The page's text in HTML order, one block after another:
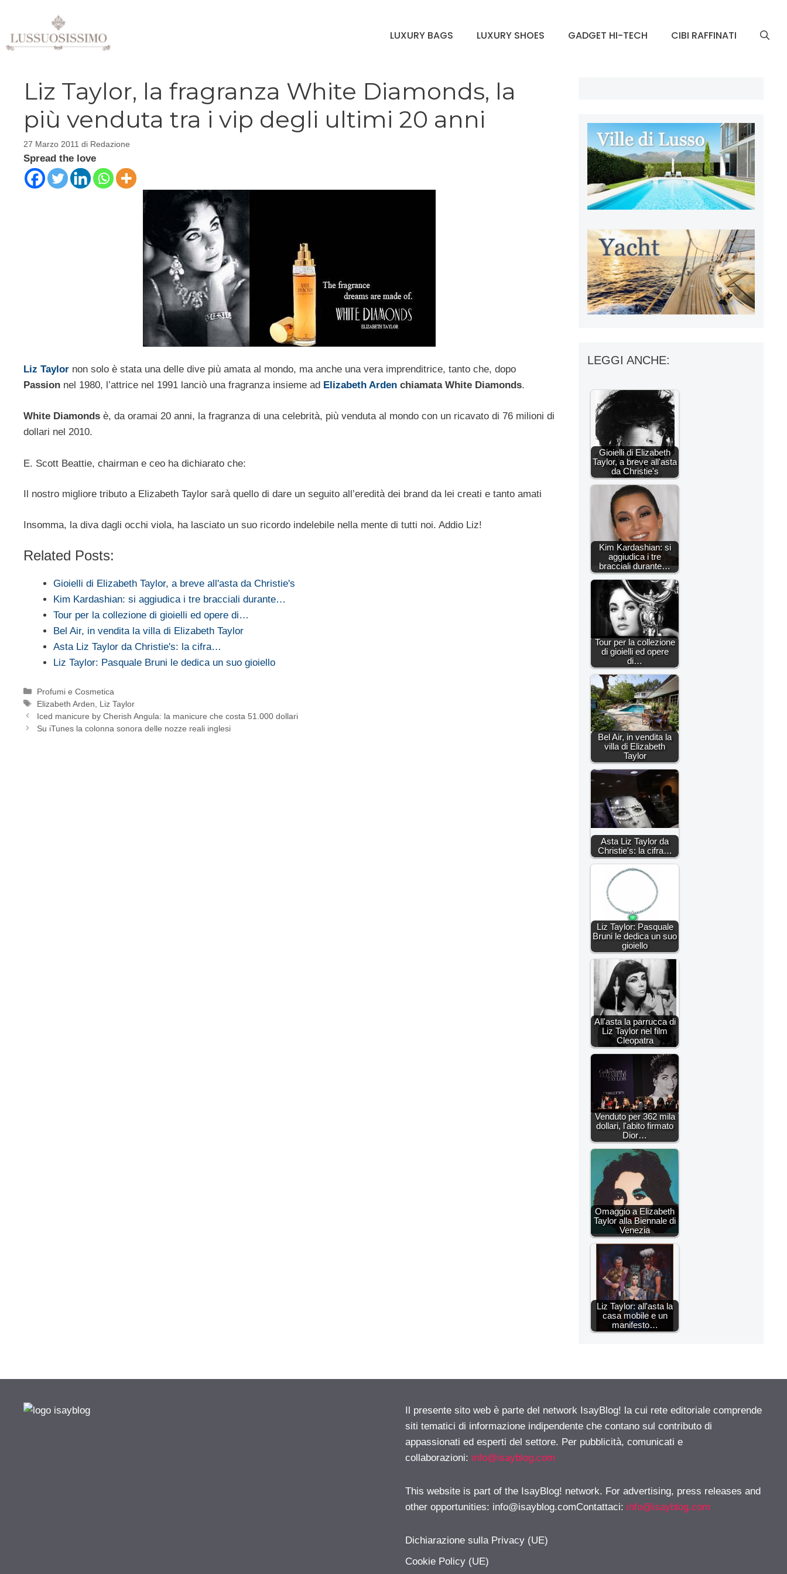
contenuto
LUXURY BAGS LUXURY SHOES GADGET HI-TECH CIBI RAFFINATI
Liz Taylor, la fragranza White Diamonds, la
più venduta tra i vip degli ultimi 20 anni
27 Marzo 2011 di Redazione
Spread the love
Liz Taylor non solo è stata una delle dive più amata al mondo, ma anche una vera imprenditrice, tanto che, dopo
Passion nel 1980, l’attrice nel 1991 lanciò una fragranza insieme ad Elizabeth Arden chiamata White Diamonds.
White Diamonds è, da oramai 20 anni, la fragranza di una celebrità, più venduta al mondo con un ricavato di 76 milioni di
dollari nel 2010.
E. Scott Beattie, chairman e ceo ha dichiarato che:
Il nostro migliore tributo a Elizabeth Taylor sarà quello di dare un seguito all’eredità dei brand da lei creati e tanto amati
Insomma, la diva dagli occhi viola, ha lasciato un suo ricordo indelebile nella mente di tutti noi. Addio Liz!
Related Posts:
Gioielli di Elizabeth Taylor, a breve all'asta da Christie's
Kim Kardashian: si aggiudica i tre bracciali durante…
Tour per la collezione di gioielli ed opere di…
Bel Air, in vendita la villa di Elizabeth Taylor
Asta Liz Taylor da Christie's: la cifra…
Liz Taylor: Pasquale Bruni le dedica un suo gioiello
Categorie
Profumi e Cosmetica
Tag
Elizabeth Arden
Liz Taylor
Iced manicure by Cherish Angula: la manicure che costa 51.000 dollari
Su iTunes la colonna sonora delle nozze reali inglesi
LEGGI ANCHE:
Gioielli di Elizabeth
Taylor, a breve all'asta
da Christie's
Kim Kardashian: si
aggiudica i tre
bracciali durante…
Tour per la collezione
di gioielli ed opere
di…
Bel Air, in vendita la
villa di Elizabeth
Taylor
Asta Liz Taylor da
Christie's: la cifra…
Liz Taylor: Pasquale
Bruni le dedica un suo
gioiello
All'asta la parrucca di
Liz Taylor nel film
Cleopatra
Venduto per 362 mila
dollari, l'abito firmato
Dior…
Omaggio a Elizabeth
Taylor alla Biennale di
Venezia
Liz Taylor: all'asta la
casa mobile e un
manifesto…
Il presente sito web è parte del network IsayBlog! la cui rete editoriale comprende
siti tematici di informazione indipendente che contano sul contributo di
appassionati ed esperti del settore. Per pubblicità, comunicati e
collaborazioni: info@isayblog.com
This website is part of the IsayBlog! network. For advertising, press releases and
other opportunities: info@isayblog.comContattaci: info@isayblog.com
Dichiarazione sulla Privacy (UE)
Cookie Policy (UE)